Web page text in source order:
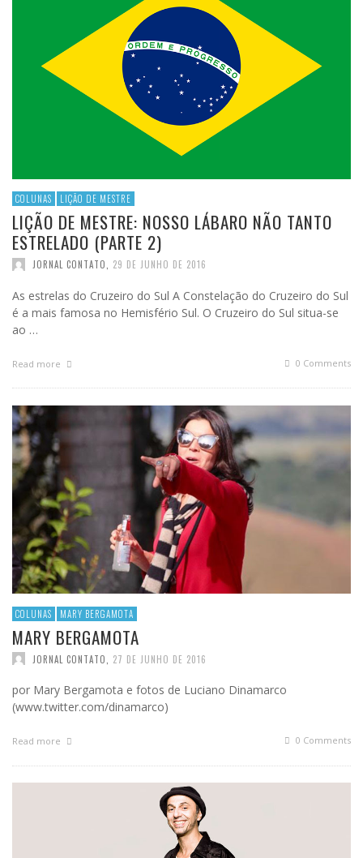
COLUNAS LIÇÃO DE MESTRE
LIÇÃO DE MESTRE: NOSSO LÁBARO NÃO TANTO
ESTRELADO (PARTE 2)
JORNAL CONTATO 29 DE JUNHO DE 2016
As estrelas do Cruzeiro do Sul A Constelação do Cruzeiro do Sul
é a mais famosa no Hemisfério Sul. O Cruzeiro do Sul situa-se
ao …
Read more 0 Comments
COLUNAS MARY BERGAMOTA
MARY BERGAMOTA
JORNAL CONTATO 27 DE JUNHO DE 2016
por Mary Bergamota e fotos de Luciano Dinamarco
(www.twitter.com/dinamarco)
Read more 0 Comments